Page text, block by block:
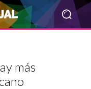
más